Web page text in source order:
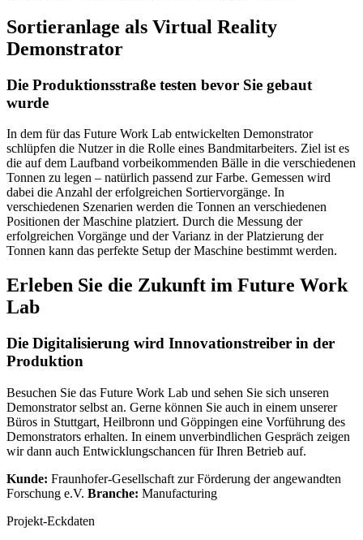
Sortieranlage als Virtual Reality
Demonstrator
Die Produktionsstraße testen bevor Sie gebaut
wurde
In dem für das Future Work Lab entwickelten Demonstrator
schlüpfen die Nutzer in die Rolle eines Bandmitarbeiters. Ziel ist es
die auf dem Laufband vorbeikommenden Bälle in die verschiedenen
Tonnen zu legen – natürlich passend zur Farbe. Gemessen wird
dabei die Anzahl der erfolgreichen Sortiervorgänge. In
verschiedenen Szenarien werden die Tonnen an verschiedenen
Positionen der Maschine platziert. Durch die Messung der
erfolgreichen Vorgänge und der Varianz in der Platzierung der
Tonnen kann das perfekte Setup der Maschine bestimmt werden.
Erleben Sie die Zukunft im Future Work
Lab
Die Digitalisierung wird Innovationstreiber in der
Produktion
Besuchen Sie das Future Work Lab und sehen Sie sich unseren
Demonstrator selbst an. Gerne können Sie auch in einem unserer
Büros in Stuttgart, Heilbronn und Göppingen eine Vorführung des
Demonstrators erhalten. In einem unverbindlichen Gespräch zeigen
wir dann auch Entwicklungschancen für Ihren Betrieb auf.
Kunde: Fraunhofer-Gesellschaft zur Förderung der angewandten
Forschung e.V. Branche: Manufacturing
Projekt-Eckdaten